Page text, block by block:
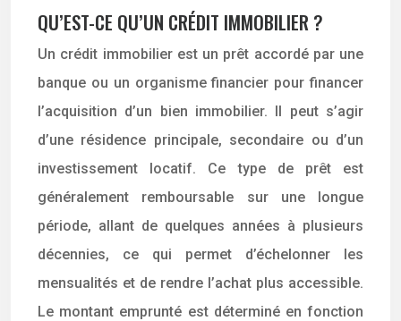
QU’EST-CE QU’UN CRÉDIT IMMOBILIER ?
Un crédit immobilier est un prêt accordé par une
banque ou un organisme financier pour financer
l’acquisition d’un bien immobilier. Il peut s’agir
d’une résidence principale, secondaire ou d’un
investissement locatif. Ce type de prêt est
généralement remboursable sur une longue
période, allant de quelques années à plusieurs
décennies, ce qui permet d’échelonner les
mensualités et de rendre l’achat plus accessible.
Le montant emprunté est déterminé en fonction